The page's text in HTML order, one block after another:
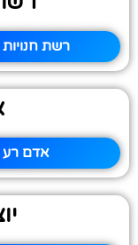
רשת
אדם רע